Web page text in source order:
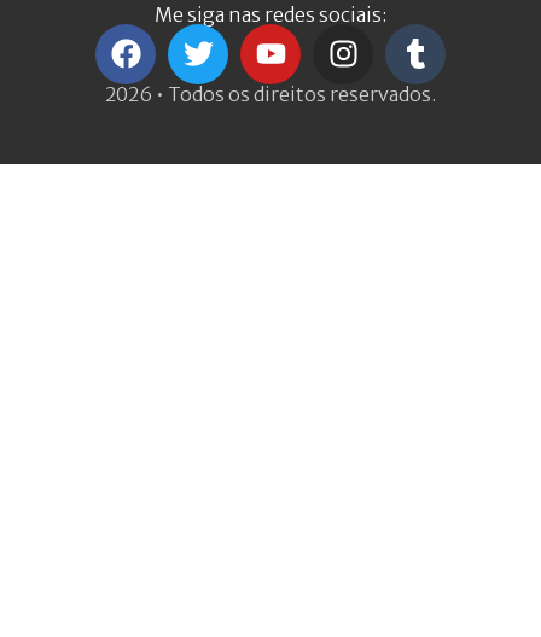
Me siga nas redes sociais:
2026 • Todos os direitos reservados.